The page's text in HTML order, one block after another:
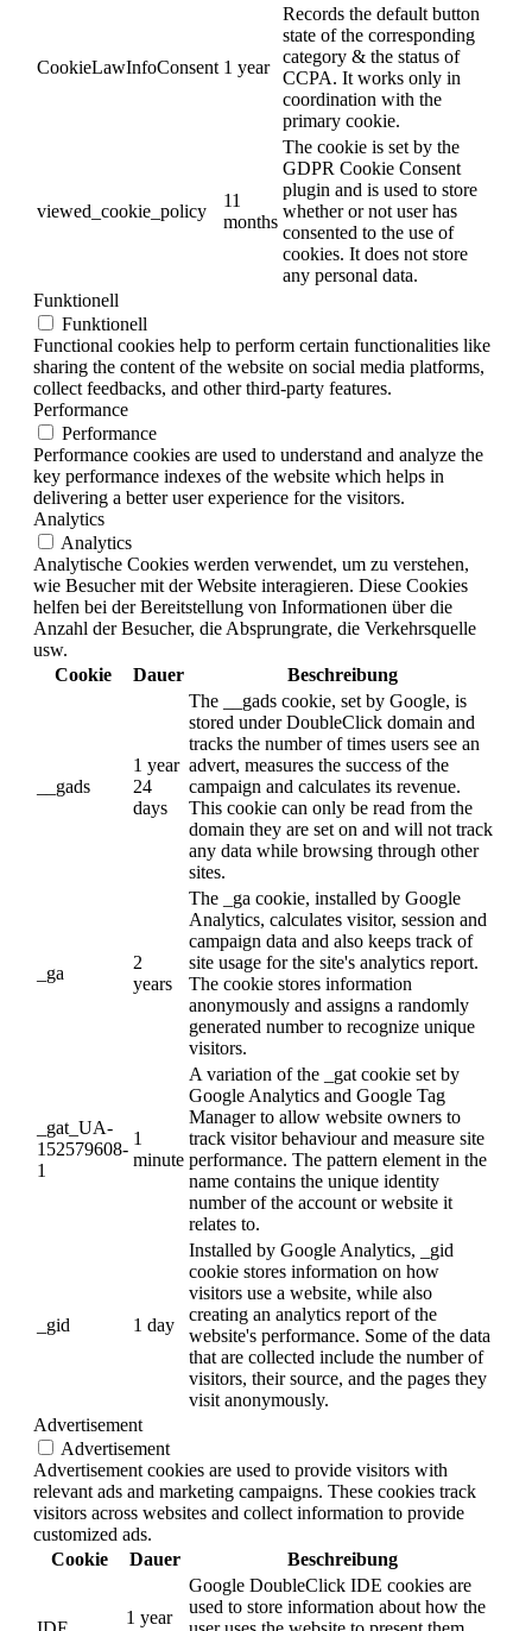
CookieLawInfoConsent 1 year
Records the default button
state of the corresponding
category & the status of
CCPA. It works only in
coordination with the
primary cookie.
viewed_cookie_policy
11
months
The cookie is set by the
GDPR Cookie Consent
plugin and is used to store
whether or not user has
consented to the use of
cookies. It does not store
any personal data.
Funktionell
Funktionell
Functional cookies help to perform certain functionalities like
sharing the content of the website on social media platforms,
collect feedbacks, and other third-party features.
Performance
Performance
Performance cookies are used to understand and analyze the
key performance indexes of the website which helps in
delivering a better user experience for the visitors.
Analytics
Analytics
Analytische Cookies werden verwendet, um zu verstehen,
wie Besucher mit der Website interagieren. Diese Cookies
helfen bei der Bereitstellung von Informationen über die
Anzahl der Besucher, die Absprungrate, die Verkehrsquelle
usw.
Cookie
Dauer Beschreibung
__gads
1 year
24
days
The __gads cookie, set by Google, is
stored under DoubleClick domain and
tracks the number of times users see an
advert, measures the success of the
campaign and calculates its revenue.
This cookie can only be read from the
domain they are set on and will not track
any data while browsing through other
sites.
_ga
2
years
The _ga cookie, installed by Google
Analytics, calculates visitor, session and
campaign data and also keeps track of
site usage for the site's analytics report.
The cookie stores information
anonymously and assigns a randomly
generated number to recognize unique
visitors.
_gat_UA-
152579608-
1
1
minute
A variation of the _gat cookie set by
Google Analytics and Google Tag
Manager to allow website owners to
track visitor behaviour and measure site
performance. The pattern element in the
name contains the unique identity
number of the account or website it
relates to.
_gid 1 day
Installed by Google Analytics, _gid
cookie stores information on how
visitors use a website, while also
creating an analytics report of the
website's performance. Some of the data
that are collected include the number of
visitors, their source, and the pages they
visit anonymously.
Advertisement
Advertisement
Advertisement cookies are used to provide visitors with
relevant ads and marketing campaigns. These cookies track
visitors across websites and collect information to provide
customized ads.
Cookie
Dauer Beschreibung
1 year
Google DoubleClick IDE cookies are
used to store information about how the